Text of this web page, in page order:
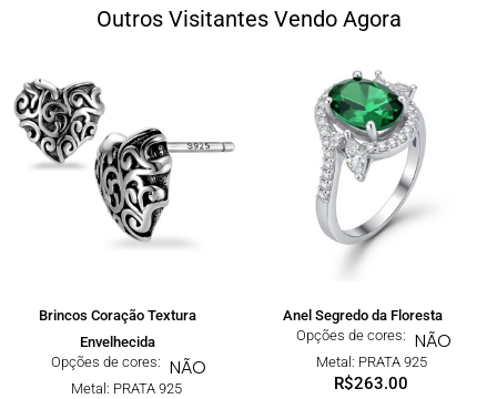
Outros Visitantes Vendo Agora
Brincos Coração Textura
Envelhecida
Opções de cores: NÃO
Metal: PRATA 925
Anel Segredo da Floresta
Opções de cores: NÃO
Metal: PRATA 925
R$263.00